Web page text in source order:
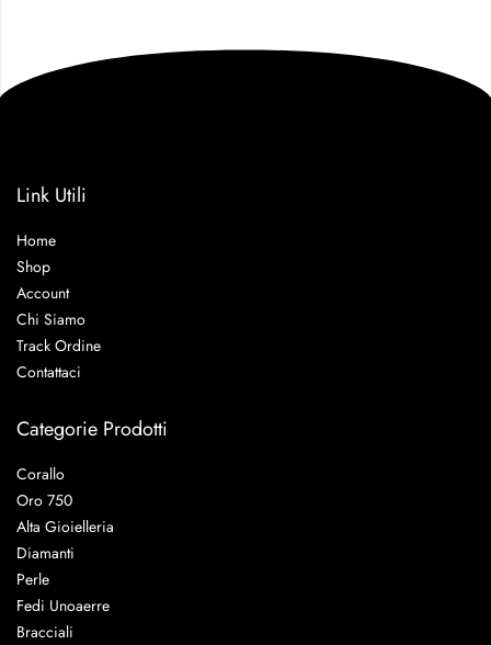
Categorie Prodotti
Corallo
Oro 750
Alta Gioielleria
Diamanti
Perle
Fedi Unoaerre
Bracciali
Link Utili
Home
Shop
Account
Chi Siamo
Track Ordine
Contattaci